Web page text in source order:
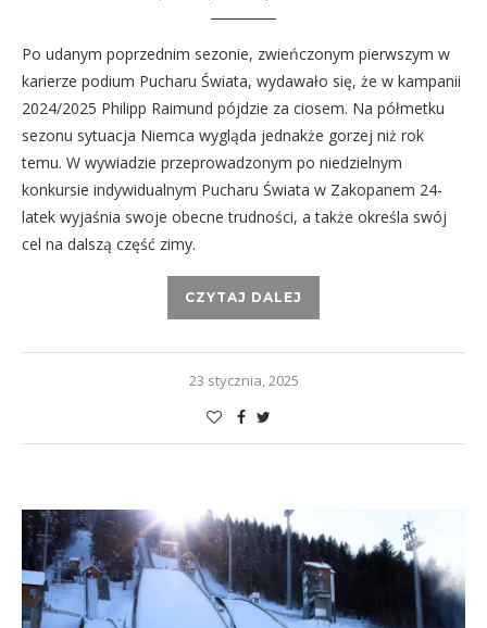
Po udanym poprzednim sezonie, zwieńczonym pierwszym w
karierze podium Pucharu Świata, wydawało się, że w kampanii
2024/2025 Philipp Raimund pójdzie za ciosem. Na półmetku
sezonu sytuacja Niemca wygląda jednakże gorzej niż rok
temu. W wywiadzie przeprowadzonym po niedzielnym
konkursie indywidualnym Pucharu Świata w Zakopanem 24-
latek wyjaśnia swoje obecne trudności, a także określa swój
cel na dalszą część zimy.
CZYTAJ DALEJ
23 stycznia, 2025